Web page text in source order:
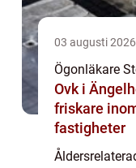
03 augusti 2026
Ögonläkare
Ovk i
friskare
fastigheter